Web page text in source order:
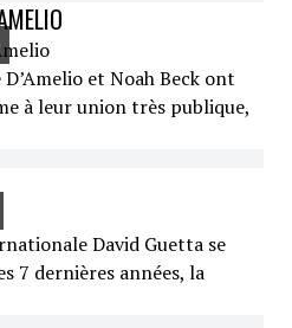
et Noah Beck ont
à leur union très publique,
David Guetta se
7 dernières années, la